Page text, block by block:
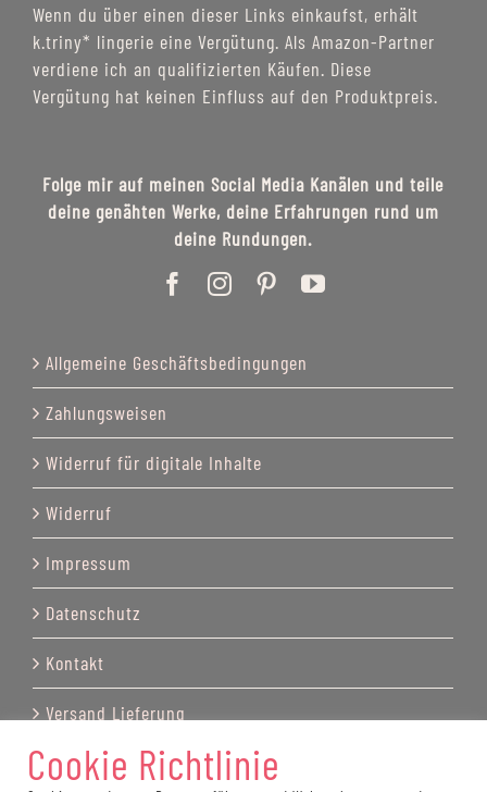
Wenn du über einen dieser Links einkaufst, erhält
k.triny* lingerie eine Vergütung. Als Amazon-Partner
verdiene ich an qualifizierten Käufen. Diese
Vergütung hat keinen Einfluss auf den Produktpreis.
Folge mir auf meinen Social Media Kanälen und teile
deine genähten Werke, deine Erfahrungen rund um
deine Rundungen.
Allgemeine Geschäftsbedingungen
Zahlungsweisen
Widerruf für digitale Inhalte
Widerruf
Impressum
Datenschutz
Kontakt
Versand Lieferung
Cookie Richtlinie